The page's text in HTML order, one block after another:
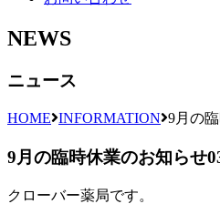
NEWS
ニュース
HOME INFORMATION 9月の
9月の臨時休業のお知らせ
クローバー薬局です。